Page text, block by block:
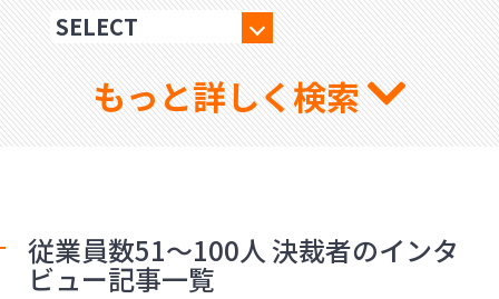
もっと詳しく検索
従業員数51〜100人 決裁者のインタ
ビュー記事一覧